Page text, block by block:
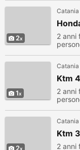
2
Catania
2 anni
1
Catania
Ktm
2 anni
2
Catania
Ktm
2 anni